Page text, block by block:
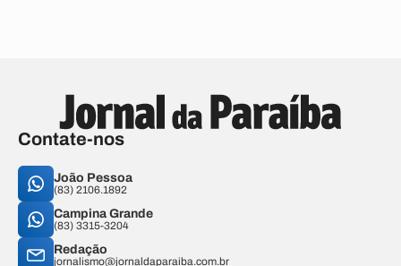
Contate-nos
João Pessoa
(83) 2106.1892
Campina Grande
(83) 3315-3204
Redação
jornalismo@jornaldaparaiba.com.br